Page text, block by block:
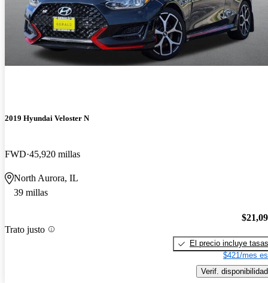
2019 Hyundai Veloster N
FWD 45,920 millas
North Aurora, IL
39 millas
Trato justo
El precio incluye tasas
$421/mes
Verif. disponibilidad